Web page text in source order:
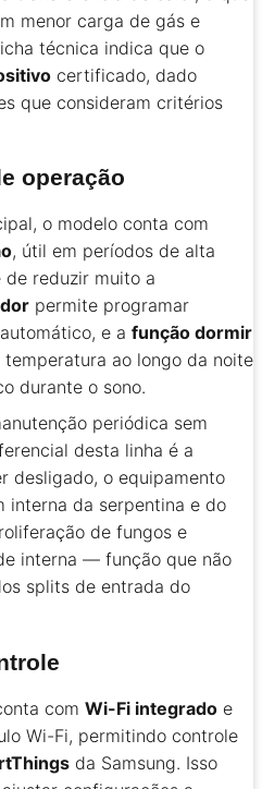
menor carga de gás e
técnica indica que o
certificado, dado
que consideram critérios
operação
o modelo conta com
, útil em períodos de alta
de reduzir muito a
permite programar
e a função dormir
ao longo da noite
durante o sono.
periódica sem
desta linha é a
desligado, o equipamento
interna da serpentina e do
de fungos e
interna — função que não
splits de entrada do
com Wi-Fi integrado e
Wi-Fi, permitindo controle
da Samsung. Isso